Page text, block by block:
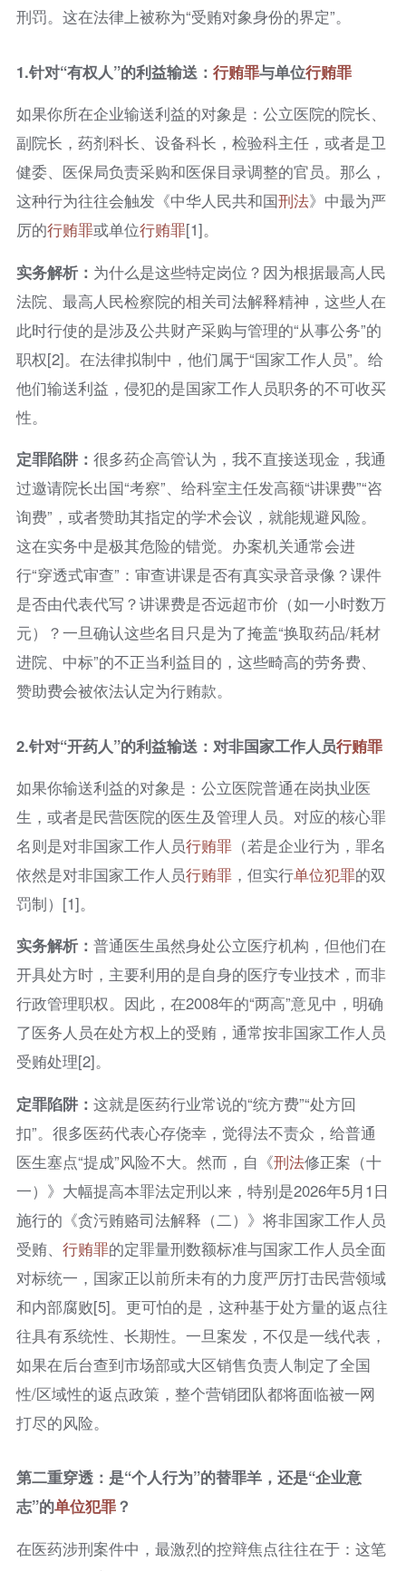
刑罚。这在法律上被称为“受贿对象身份的界定”。
1.针对“有权人”的利益输送： 行贿罪与单位行贿罪
如果你所在企业输送利益的对象是：公立医院的院长、
副院长，药剂科长、设备科长，检验科主任，或者是卫
健委、医保局负责采购和医保目录调整的官员。那么，
这种行为往往会触发《中华人民共和国刑法》中最为严
厉的行贿罪或单位行贿罪[1]。
实务解析： 为什么是这些特定岗位？因为根据最高人民
法院、最高人民检察院的相关司法解释精神，这些人在
此时行使的是涉及公共财产采购与管理的“从事公务”的
职权[2]。在法律拟制中，他们属于“国家工作人员”。给
他们输送利益，侵犯的是国家工作人员职务的不可收买
性。
定罪陷阱： 很多药企高管认为，我不直接送现金，我通
过邀请院长出国“考察”、给科室主任发高额“讲课费”“咨
询费”，或者赞助其指定的学术会议，就能规避风险。
这在实务中是极其危险的错觉。办案机关通常会进
行“穿透式审查”：审查讲课是否有真实录音录像？课件
是否由代表代写？讲课费是否远超市价（如一小时数万
元）？一旦确认这些名目只是为了掩盖“换取药品/耗材
进院、中标”的不正当利益目的，这些畸高的劳务费、
赞助费会被依法认定为行贿款。
2.针对“开药人”的利益输送：对非国家工作人员行贿罪
如果你输送利益的对象是：公立医院普通在岗执业医
生，或者是民营医院的医生及管理人员。对应的核心罪
名则是对非国家工作人员行贿罪（若是企业行为，罪名
依然是对非国家工作人员行贿罪，但实行单位犯罪的双
罚制）[1]。
实务解析： 普通医生虽然身处公立医疗机构，但他们在
开具处方时，主要利用的是自身的医疗专业技术，而非
行政管理职权。因此，在2008年的“两高”意见中，明确
了医务人员在处方权上的受贿，通常按非国家工作人员
受贿处理[2]。
定罪陷阱： 这就是医药行业常说的“统方费”“处方回
扣”。很多医药代表心存侥幸，觉得法不责众，给普通
医生塞点“提成”风险不大。然而，自《刑法修正案（十
一）》大幅提高本罪法定刑以来，特别是2026年5月1日
施行的《贪污贿赂司法解释（二）》将非国家工作人员
受贿、 行贿罪的定罪量刑数额标准与国家工作人员全面
对标统一，国家正以前所未有的力度严厉打击民营领域
和内部腐败[5]。更可怕的是，这种基于处方量的返点往
往具有系统性、长期性。一旦案发，不仅是一线代表，
如果在后台查到市场部或大区销售负责人制定了全国
性/区域性的返点政策，整个营销团队都将面临被一网
打尽的风险。
第二重穿透：是“个人行为”的替罪羊，还是“企业意
志”的单位犯罪？
在医药涉刑案件中，最激烈的控辩焦点往往在于：这笔